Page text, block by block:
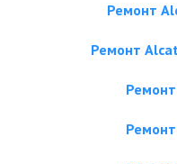
Ремонт
Ремонт